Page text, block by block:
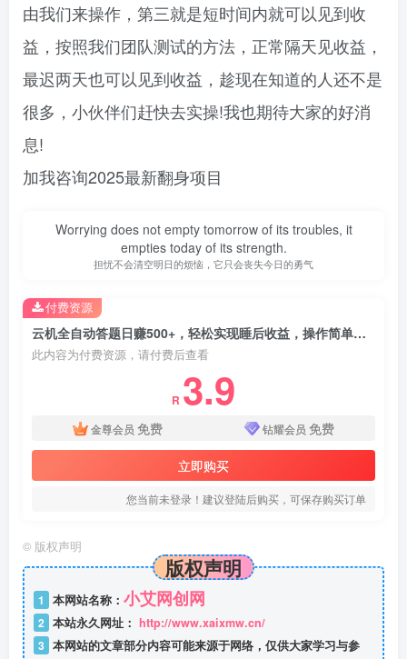
由我们来操作，第三就是短时间内就可以见到收
益，按照我们团队测试的方法，正常隔天见收益，
最迟两天也可以见到收益，趁现在知道的人还不是
很多，小伙伴们赶快去实操!我也期待大家的好消
息!
加我咨询2025最新翻身项目
Worrying does not empty tomorrow of its troubles, it
empties today of its strength.
担忧不会清空明日的烦恼，它只会丧失今日的勇气
云机全自动答题日赚500+，轻松实现睡后收益，操作简单，2025最新野路子…
此内容为付费资源，请付费后查看
R 3.9
金尊会员 免费 钻耀会员 免费
立即购买
您当前未登录！建议登陆后购买，可保存购买订单
付费资源
© 版权声明
版权声明
1 本网站名称： 小艾网创网
2 本站永久网址： http://www.xaixmw.cn/
3 本网站的文章部分内容可能来源于网络，仅供大家学习与参